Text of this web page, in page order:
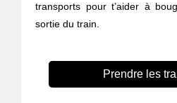
transports pour t’aider à
sortie du train.
Prendre les